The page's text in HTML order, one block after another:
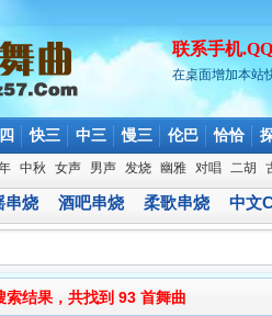
联系手机
在桌面增加本站
快三 中三 慢三 伦巴 恰恰
中秋 女声 男声 发烧 幽雅 对唱 二胡
串烧 酒吧串烧 柔歌串烧 中文
结果，共找到 93 首舞曲